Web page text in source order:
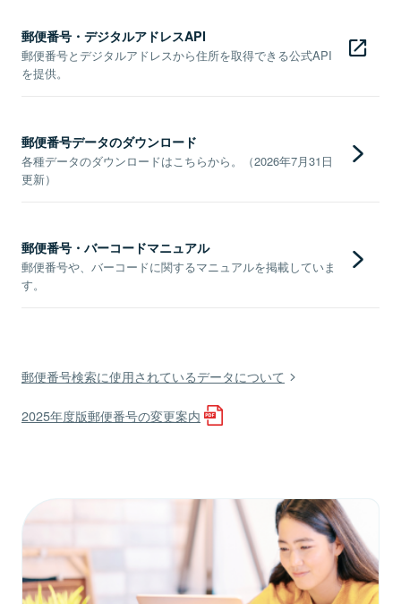
郵便番号・デジタルアドレスAPI
郵便番号とデジタルアドレスから住所を取得できる公式API
を提供。
郵便番号データのダウンロード
各種データのダウンロードはこちらから。（2026年7月31日
更新）
郵便番号・バーコードマニュアル
郵便番号や、バーコードに関するマニュアルを掲載していま
す。
郵便番号検索に使用されているデータについて
2025年度版郵便番号の変更案内